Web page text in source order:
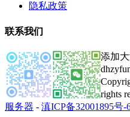
隐私政策
联系我们
添加
rights
服务器 - 滇ICP备32001895号-